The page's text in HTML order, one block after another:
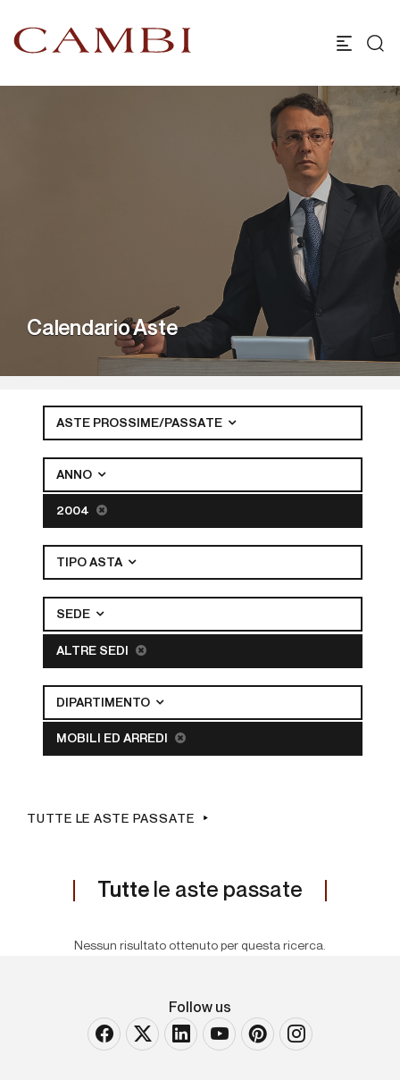
Calendario Aste
ASTE PROSSIME/PASSATE
ANNO
2004
TIPO ASTA
SEDE
ALTRE SEDI
DIPARTIMENTO
MOBILI ED ARREDI
TUTTE LE ASTE PASSATE
Tutte le aste passate
Nessun risultato ottenuto per questa ricerca.
Follow us